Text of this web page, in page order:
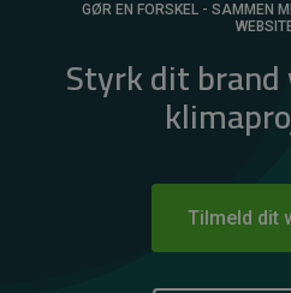
GØR EN FORSKEL - SAMMEN
Styrk dit
Tilmeld dit